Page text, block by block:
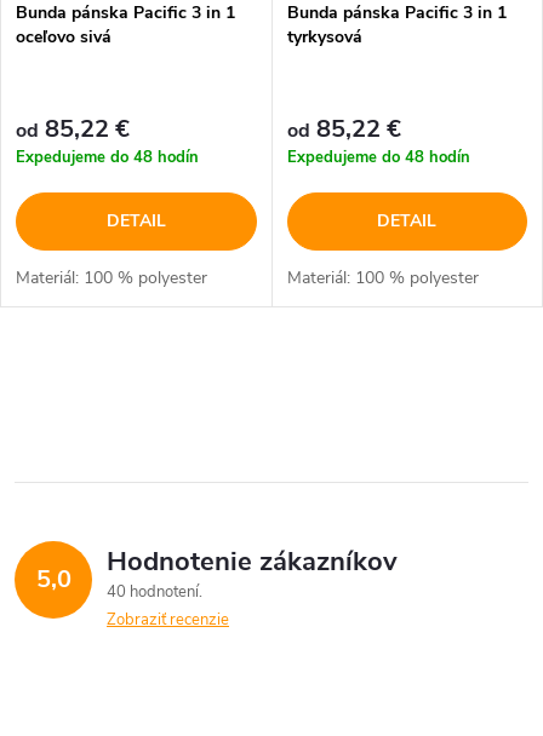
Bunda pánska Pacific 3 in 1
oceľovo sivá
od 85,22 €
Expedujeme do 48 hodín
DETAIL
Materiál: 100 % polyester
Bunda pánska Pacific 3 in 1
tyrkysová
od 85,22 €
Expedujeme do 48 hodín
DETAIL
Materiál: 100 % polyester
l
d
a
5,0 Hodnotenie zákazníkov
40 hodnotení
Zobraziť recenzie